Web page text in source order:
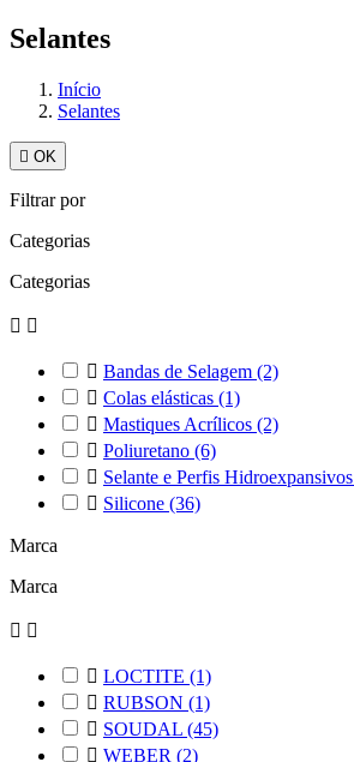
Selantes
Início
Selantes
 OK
Filtrar por
Categorias
Categorias
 
 Bandas de Selagem (2)
 Colas elásticas (1)
 Mastiques Acrílicos (2)
 Poliuretano (6)
 Selante e Perfis Hidroexpansivos
 Silicone (36)
Marca
Marca
 
 LOCTITE (1)
 RUBSON (1)
 SOUDAL (45)
 WEBER (2)